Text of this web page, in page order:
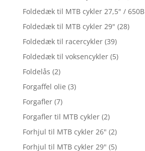
Foldedæk til MTB cykler 27,5" / 650B
Foldedæk til MTB cykler 29" (28)
Foldedæk til racercykler (39)
Foldedæk til voksencykler (5)
Foldelås (2)
Forgaffel olie (3)
Forgafler (7)
Forgafler til MTB cykler (2)
Forhjul til MTB cykler 26" (2)
Forhjul til MTB cykler 29" (5)